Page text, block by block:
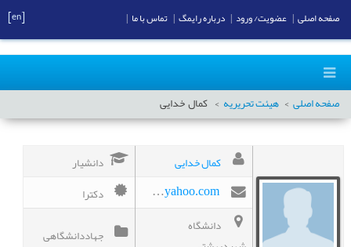
صفحه اصلی هیئت تحریریه کمالخدایی
کمال خدایی دانشیار
khodaeik@yahoo.com
دکترا
دانشگاه
جهاددانشگاهی
صفحه اصلی عضویت/ ورود درباره رایمگ تماس با ما